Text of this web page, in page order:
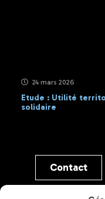
24 mars 2026
Etude : Utilité
solidaire
Contact